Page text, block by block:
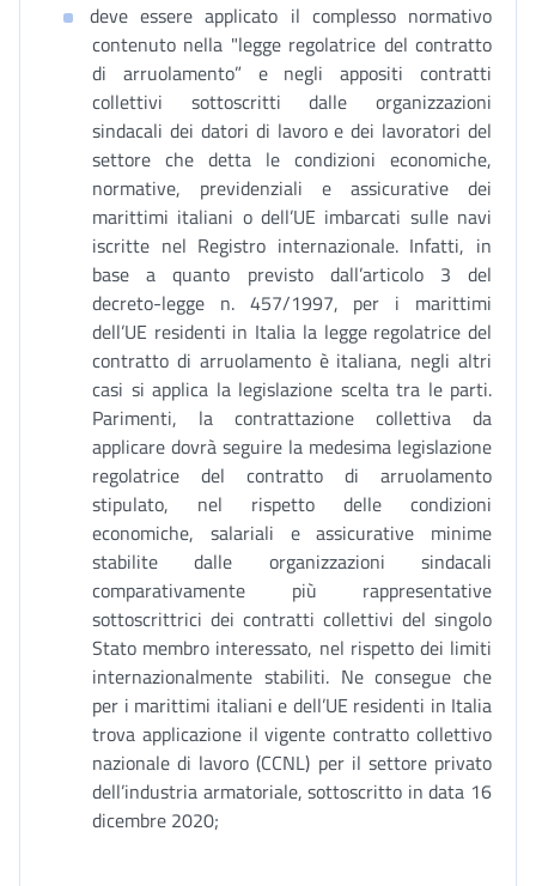
deve essere applicato il complesso normativo
contenuto nella "legge regolatrice del contratto
di arruolamento” e negli appositi contratti
collettivi sottoscritti dalle organizzazioni
sindacali dei datori di lavoro e dei lavoratori del
settore che detta le condizioni economiche,
normative, previdenziali e assicurative dei
marittimi italiani o dell’UE imbarcati sulle navi
iscritte nel Registro internazionale. Infatti, in
base a quanto previsto dall’articolo 3 del
decreto-legge n. 457/1997, per i marittimi
dell’UE residenti in Italia la legge regolatrice del
contratto di arruolamento è italiana, negli altri
casi si applica la legislazione scelta tra le parti.
Parimenti, la contrattazione collettiva da
applicare dovrà seguire la medesima legislazione
regolatrice del contratto di arruolamento
stipulato, nel rispetto delle condizioni
economiche, salariali e assicurative minime
stabilite dalle organizzazioni sindacali
comparativamente più rappresentative
sottoscrittrici dei contratti collettivi del singolo
Stato membro interessato, nel rispetto dei limiti
internazionalmente stabiliti. Ne consegue che
per i marittimi italiani e dell’UE residenti in Italia
trova applicazione il vigente contratto collettivo
nazionale di lavoro (CCNL) per il settore privato
dell’industria armatoriale, sottoscritto in data 16
dicembre 2020;